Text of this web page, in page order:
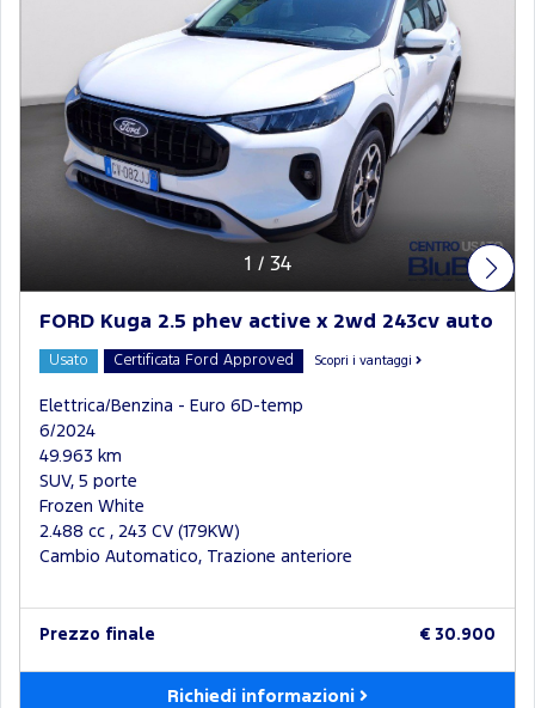
1 / 34
FORD Kuga 2.5 phev active x 2wd 243cv auto
Usato Certificata Ford Approved Scopri i vantaggi
Elettrica/Benzina - Euro 6D-temp
6/2024
49.963 km
SUV, 5 porte
Frozen White
2.488 cc , 243 CV (179KW)
Cambio Automatico, Trazione anteriore
Prezzo finale € 30.900
Richiedi informazioni